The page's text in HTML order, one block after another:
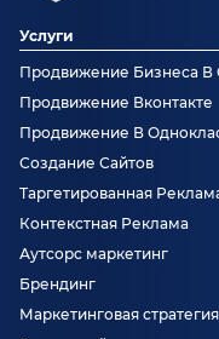
Услуги
Продвижение Бизнеса В
Продвижение Вконтакте
Продвижение В
Создание Сайтов
Таргетированная
Контекстная Реклама
Аутсорс маркетинг
Брендинг
Маркетинговая стратегия